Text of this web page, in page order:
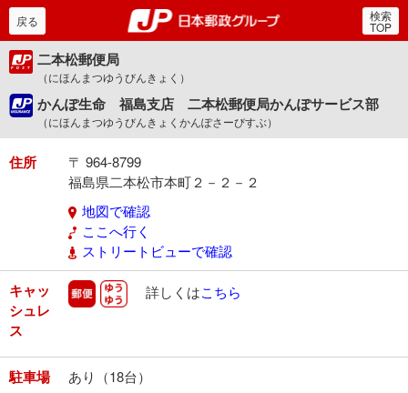
郵便局・日本郵政グルー
戻る 検索
TOP
二本松郵便局
（にほんまつゆうびんきょく）
かんぽ生命 福島支店 二本松郵便局かんぽサービス部
（にほんまつゆうびんきょくかんぽさーびすぶ）
住所
〒 964-8799
福島県二本松市本町２－２－２
地図で確認
ここへ行く
ストリートビューで確認
キャッ
シュレ
ス
郵便 ゆうゆう
詳しくはこちら
駐車場 あり（18台）